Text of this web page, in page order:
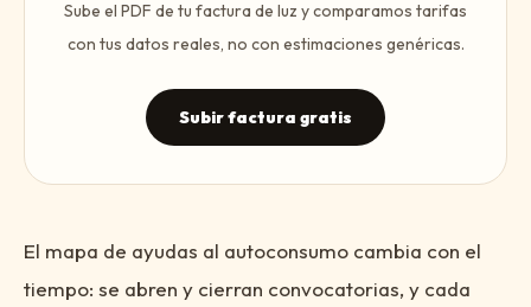
Sube el PDF de tu factura de luz y comparamos tarifas
con tus datos reales, no con estimaciones genéricas.
Subir factura gratis
El mapa de ayudas al autoconsumo cambia con el
tiempo: se abren y cierran convocatorias, y cada